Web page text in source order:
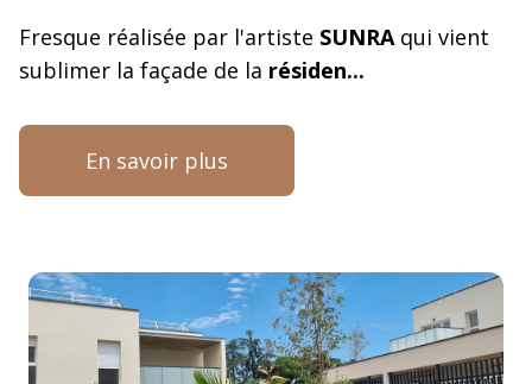
Fresque réalisée par l'artiste SUNRA qui vient
sublimer la façade de la résiden...
En savoir plus